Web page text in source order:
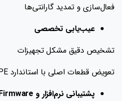
فعال‌سازی و تمدید گارانتی‌ها
عیب‌یابی تخصصی
تشخیص دقیق مشکل تجهیزات
تعویض قطعات اصلی با استاندارد HPE
پشتیبانی نرم‌افزار و Firmware